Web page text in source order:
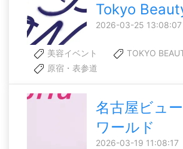
Tokyo
2026-03-25 13:08:07
美容イベント
TOKYO
原宿・表参道
名古屋ビュ
ワールド
2026-03-19 11:08:17